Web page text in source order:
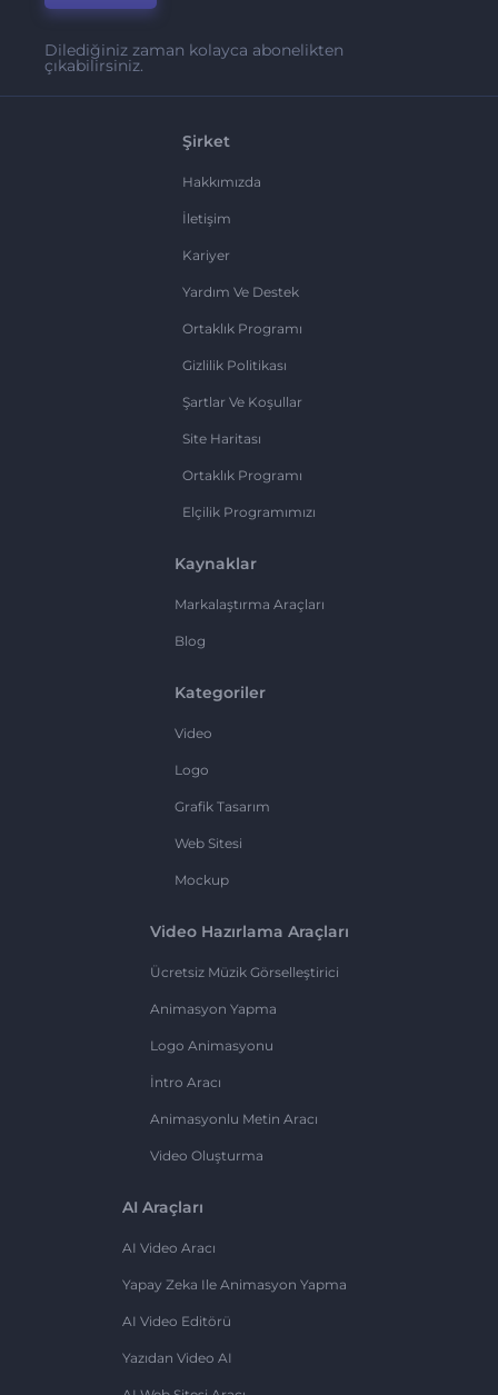
Dilediğiniz zaman kolayca abonelikten
çıkabilirsiniz.
Şirket
Hakkımızda
İletişim
Kariyer
Yardım Ve Destek
Ortaklık Programı
Gizlilik Politikası
Şartlar Ve Koşullar
Site Haritası
Ortaklık Programı
Elçilik Programımızı
Kaynaklar
Markalaştırma Araçları
Blog
Kategoriler
Video
Logo
Grafik Tasarım
Web Sitesi
Mockup
Video Hazırlama Araçları
Ücretsiz Müzik Görselleştirici
Animasyon Yapma
Logo Animasyonu
İntro Aracı
Animasyonlu Metin Aracı
Video Oluşturma
AI Araçları
AI Video Aracı
Yapay Zeka Ile Animasyon Yapma
AI Video Editörü
Yazıdan Video AI